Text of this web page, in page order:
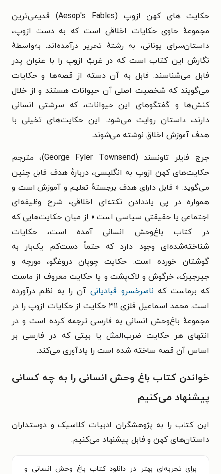
حکایت های کهن ازوپ (Aesop's Fables) قدیمی‌ترین
مجموعه‌ٔ حاوی حکایات اخلاقی است که به دست ازوپ،
داستان‌سرای یونانی، به رشته‌ٔ تحریر درآمده‌‌اند. به‌واسطه‌ٔ
نگارش این کتاب است که در غربْ ازوپ را با عنوان پدر
فابل می‌شناسند. فابل به آن دسته از قصه‌ها و حکایات
می‌گویند که شخصیت اصلی آن حیوانات هستند و از خلال
کنش‌ها و گفتگوهای این حیوانات، که سرشتی انسانی
دارند، داستان روایت می‌شود. این حکایت‌های تخیلی با
هدف آموزش اخلاق نوشته می‌شوند.
جرج فایلر تاونسند (George Fyler Townsend)، مترجم
حکایت‌های کهن ازوپ به انگلیسی، درباره‌ٔ هدف فابل چنین
می‌گوید: « فابل دارای هدف برجسته‌ٔ تعلیم و آموزش است و
همواره در پی یاددادن نکته‌ای اخلاقی، شرح وظیفه‌ای
اجتماعی یا حقیقتی سیاسی است.» از میان حکایت‌هایی که
در کتاب باغ‌وحش انسانی آمده‌ است، حکایات
شناخته‌شده‌ای وجود دارد که حتماً دست‌کم یک‌بار به
گوشتان خورده است. حکایت چوپان دروغگو، مورچه و
جیرجیرک، خرگوش و لاک‌پشت و یا حکایت معروف از ماست
که برماست که ناصرخسرو قبادیانیآن را به نظم درآورده
است. محمد اسماعیل فلزی ۳۱۱ حکایت از حکایات ازوپ را در
مجموعه‌ٔ باغ‌وحش انسانی به فارسی ترجمه کرده ‌است و در
انتهای هر حکایت ضرب‌المثل یا بیتی که در فارسی بر
اساس آن قصه ساخته شده ‌است را یادآوری می‌کند.
خواندن کتاب باغ وحش انسانی را به چه کسانی
پیشنهاد می‌کنیم
این کتاب را به پژوهشگران ادبیات کلاسیک و دوستداران
داستان‌های کهن و فابل پیشنهاد می‌کنیم.
برای تجربه‌ای بهتر در دانلود کتاب باغ وحش انسانی و